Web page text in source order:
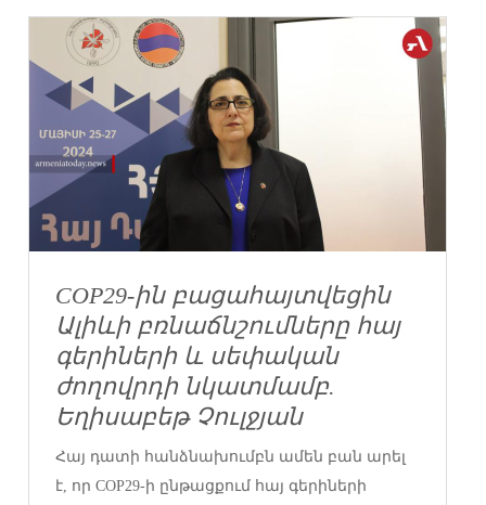
COP29-ին բացահայտվեցին
Ալիևի բռնաճնշումները հայ
գերիների և սեփական
ժողովրդի նկատմամբ.
Եղիսաբեթ Չուլջյան
Հայ դատի հանձնախումբն ամեն բան արել
է, որ COP29-ի ընթացքում հայ գերիների